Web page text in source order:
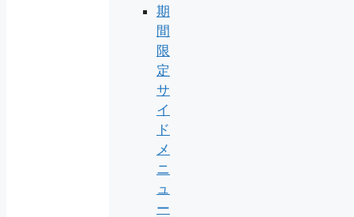
期
間
限
定
サ
イ
ド
メ
ニ
ュ
ー